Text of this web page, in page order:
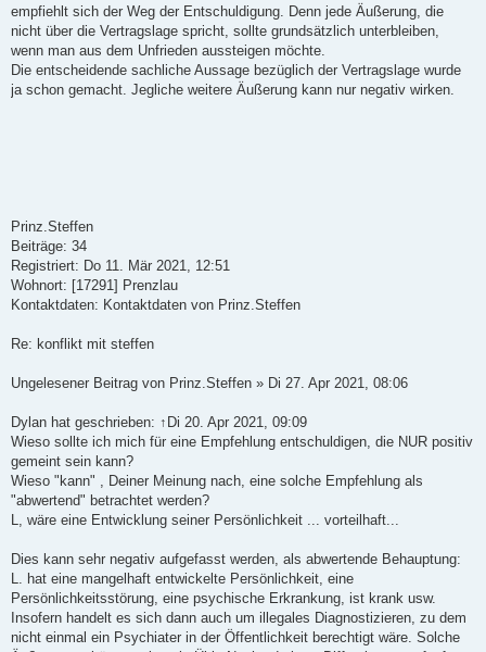
empfiehlt sich der Weg der Entschuldigung. Denn jede Äußerung, die
nicht über die Vertragslage spricht, sollte grundsätzlich unterbleiben,
wenn man aus dem Unfrieden aussteigen möchte.
Die entscheidende sachliche Aussage bezüglich der Vertragslage wurde
ja schon gemacht. Jegliche weitere Äußerung kann nur negativ wirken.
Prinz.Steffen
Beiträge: 34
Registriert: Do 11. Mär 2021, 12:51
Wohnort: [17291] Prenzlau
Kontaktdaten: Kontaktdaten von Prinz.Steffen
Re: konflikt mit steffen
Ungelesener Beitrag von Prinz.Steffen » Di 27. Apr 2021, 08:06
Dylan hat geschrieben: ↑Di 20. Apr 2021, 09:09
Wieso sollte ich mich für eine Empfehlung entschuldigen, die NUR positiv
gemeint sein kann?
Wieso "kann" , Deiner Meinung nach, eine solche Empfehlung als
"abwertend" betrachtet werden?
L, wäre eine Entwicklung seiner Persönlichkeit ... vorteilhaft...
Dies kann sehr negativ aufgefasst werden, als abwertende Behauptung:
L. hat eine mangelhaft entwickelte Persönlichkeit, eine
Persönlichkeitsstörung, eine psychische Erkrankung, ist krank usw.
Insofern handelt es sich dann auch um illegales Diagnostizieren, zu dem
nicht einmal ein Psychiater in der Öffentlichkeit berechtigt wäre. Solche